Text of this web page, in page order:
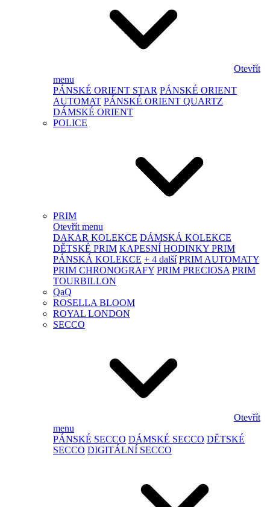
Otevřít
menu
PÁNSKÉ ORIENT STAR PÁNSKÉ ORIENT
AUTOMAT PÁNSKÉ ORIENT QUARTZ
DÁMSKÉ ORIENT
POLICE
PRIM
Otevřít menu
DAKAR KOLEKCE DÁMSKÁ KOLEKCE
DĚTSKÉ PRIM KAPESNÍ HODINKY PRIM
PÁNSKÁ KOLEKCE + 4 další PRIM AUTOMATY
PRIM CHRONOGRAFY PRIM PRECIOSA PRIM
TOURBILLON
QaQ
ROSELLA BLOOM
ROYAL LONDON
SECCO
Otevřít
menu
PÁNSKÉ SECCO DÁMSKÉ SECCO DĚTSKÉ
SECCO DIGITÁLNÍ SECCO